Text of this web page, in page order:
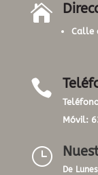

Calle

Móvil:
}
De